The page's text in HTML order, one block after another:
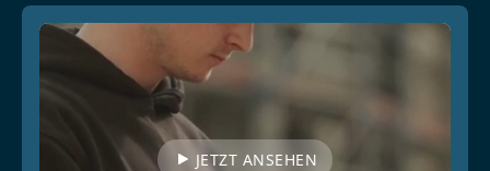
JETZT ANSEHEN